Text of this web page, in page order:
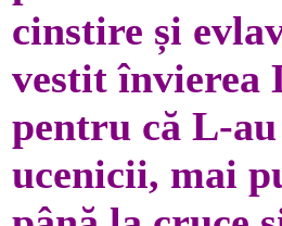
cinstire și
vestit învierea
pentru că L-
ucenicii, mai